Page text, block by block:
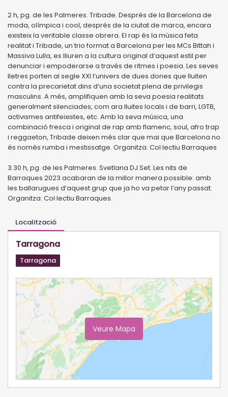
2 h, pg. de les Palmeres. Tribade. Després de la Barcelona de
moda, olímpica i cool, després de la ciutat de marca, encara
existeix la veritable classe obrera. El rap és la música feta
realitat i Tribade, un trio format a Barcelona per les MCs Bittah i
Massiva Lulla, es lliuren a la cultura original d’aquest estil per
denunciar i empoderarse a través de ritmes i poesia. Les seves
lletres porten al segle XXI l’univers de dues dones que lluiten
contra la precarietat dins d’una societat plena de privilegis
masculins. A més, amplifiquen amb la seva poesia realitats
generalment silenciades, com ara lluites locals i de barri, LGTB,
activismes antifeixistes, etc. Amb la seva música, una
combinació fresca i original de rap amb flamenc, soul, afro trap
i reggaeton, Tribade deixen més clar que mai que Barcelona no
és només rumba i mestissatge. Organitza: Col·lectiu Barraques
3.30 h, pg. de les Palmeres. Svetlana DJ Set. Les nits de
Barraques 2023 acabaran de la millor manera possible: amb
les ballarugues d’aquest grup que ja ho va petar l’any passat.
Organitza: Col·lectiu Barraques.
Localització
Tarragona
Tarragona
Veure Mapa